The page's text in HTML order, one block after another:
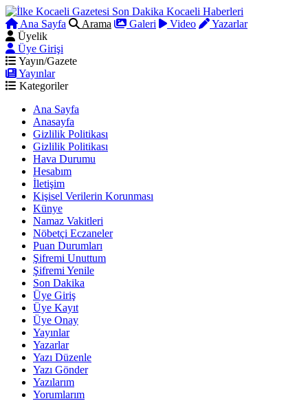
Ana Sayfa Arama Galeri Video
Yazarlar
Üyelik
Üye Girişi
Yayın/Gazete
Yayınlar
Kategoriler
Ana Sayfa
Anasayfa
Gizlilik Politikası
Gizlilik Politikası
Hava Durumu
Hesabım
İletişim
Kişisel Verilerin Korunması
Künye
Namaz Vakitleri
Nöbetçi Eczaneler
Puan Durumları
Şifremi Unuttum
Şifremi Yenile
Son Dakika
Üye Giriş
Üye Kayıt
Üye Onay
Yayınlar
Yazarlar
Yazı Düzenle
Yazı Gönder
Yazılarım
Yorumlarım